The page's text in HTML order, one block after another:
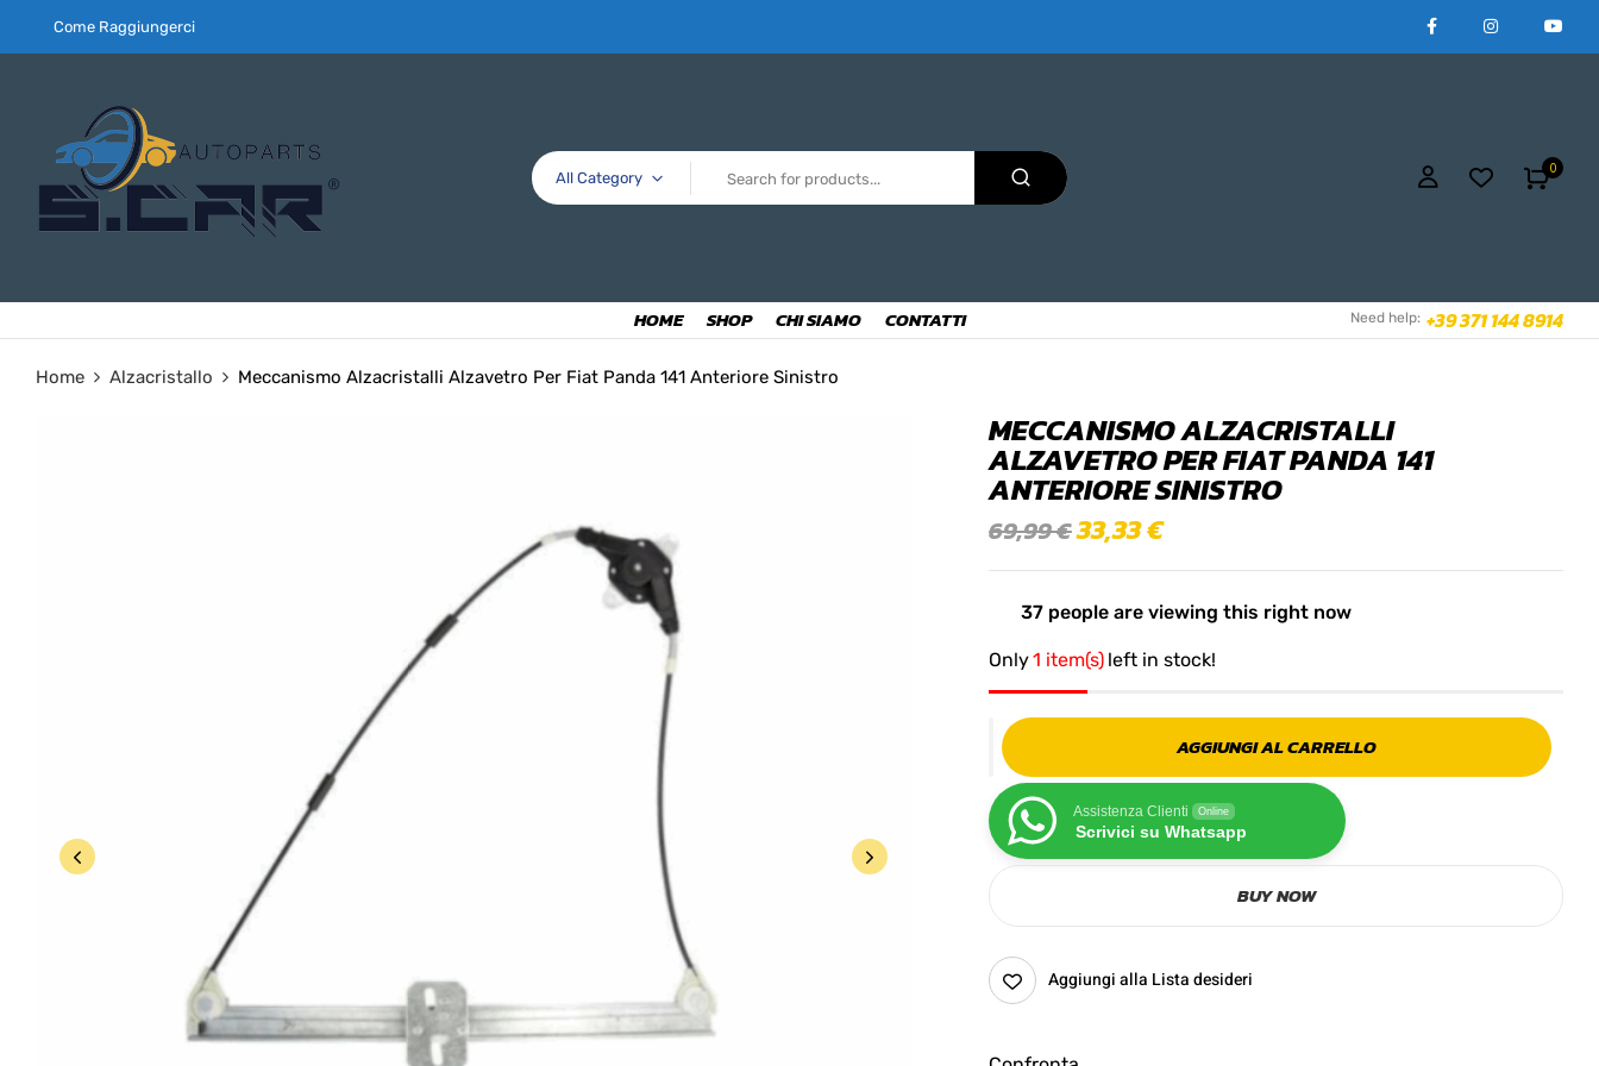
Come Raggiungerci
All Category
0
HOME SHOP CHI SIAMO CONTATTI Need help: +39 371 144 8914
Home Alzacristallo Meccanismo Alzacristalli Alzavetro Per Fiat Panda 141 Anteriore Sinistro
MECCANISMO ALZACRISTALLI
ALZAVETRO PER FIAT PANDA 141
ANTERIORE SINISTRO
69,99€33,33€
37 people are viewing this right now
Only1 item(s) left in stock!
AGGIUNGI AL CARRELLO
Assistenza Clienti Online
Scrivici su Whatsapp
BUY NOW
Aggiungi alla Lista desideri